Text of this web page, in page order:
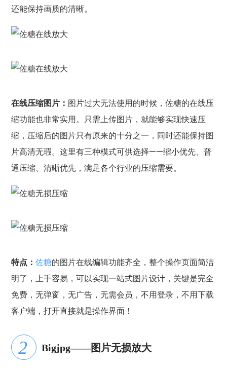
还能保持画质的清晰。
在线压缩图片： 图片过大无法使用的时候，佐糖的在线压
缩功能也非常实用。只需上传图片，就能够实现快速压
缩，压缩后的图片只有原来的十分之一，同时还能保持图
片高清无瑕。这里有三种模式可供选择——缩小优先、普
通压缩、清晰优先，满足各个行业的压缩需要。
特点：佐糖的图片在线编辑功能齐全，整个操作页面简洁
明了，上手容易，可以实现一站式图片设计，关键是完全
免费，无弹窗，无广告，无需会员，不用登录，不用下载
客户端，打开直接就是操作界面！
Bigjpg——图片无损放大